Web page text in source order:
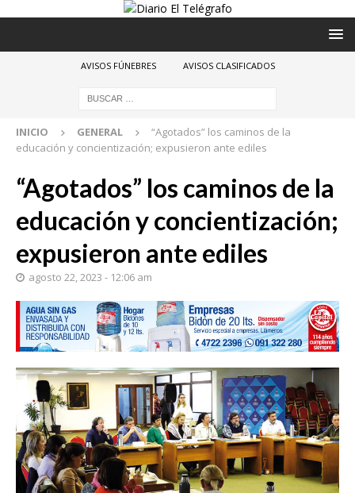
AVISOS FÚNEBRES AVISOS CLASIFICADOS
INICIO GENERAL
“Agotados” los caminos de la
educación y concientización; expusieron ante ediles
“Agotados” los caminos de la
educación y concientización;
expusieron ante ediles
agosto 22, 2023 - 12:06 am